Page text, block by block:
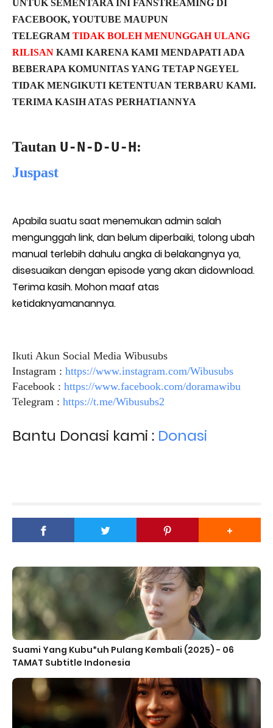
UNTUK SEMENTARA INI FANSTREAMING DI
FACEBOOK, YOUTUBE MAUPUN
TELEGRAM TIDAK BOLEH MENUNGGAH ULANG
RILISAN KAMI KARENA KAMI MENDAPATI ADA
BEBERAPA KOMUNITAS YANG TETAP NGEYEL
TIDAK MENGIKUTI KETENTUAN TERBARU KAMI.
TERIMA KASIH ATAS PERHATIANNYA
Tautan U-N-D-U-H:
Juspast
Apabila suatu saat menemukan admin salah
mengunggah link, dan belum diperbaiki, tolong ubah
manual terlebih dahulu angka di belakangnya ya,
disesuaikan dengan episode yang akan didownload.
Terima kasih. Mohon maaf atas
ketidaknyamanannya.
Ikuti Akun Social Media Wibusubs
Instagram : https://www.instagram.com/Wibusubs
Facebook : https://www.facebook.com/doramawibu
Telegram : https://t.me/Wibusubs2
Bantu Donasi kami : Donasi
Suami Yang Kubu*uh Pulang Kembali (2025) - 06
TAMAT Subtitle Indonesia